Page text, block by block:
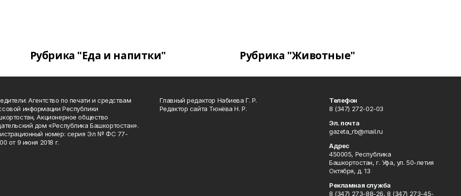
Рубрика "Еда и напитки" Рубрика "Животные"
Агентство по печати и средствам
информации Республики
Акционерное общество
дом «Республика Башкортостан».
номер: серия Эл № ФС 77-
от 9 июня 2018 г.
Главный редактор Набиева Г. Р.
Редактор сайта Тюнёва Н. Р.
Телефон
8 (347) 272-02-03
Эл. почта
gazeta_rb@mail.ru
Адрес
450005, Республика
Башкортостан, г. Уфа, ул. 50-летия
Октября, д. 13
Рекламная служба
8 (347) 273-88-26, 8 (347) 273-45-